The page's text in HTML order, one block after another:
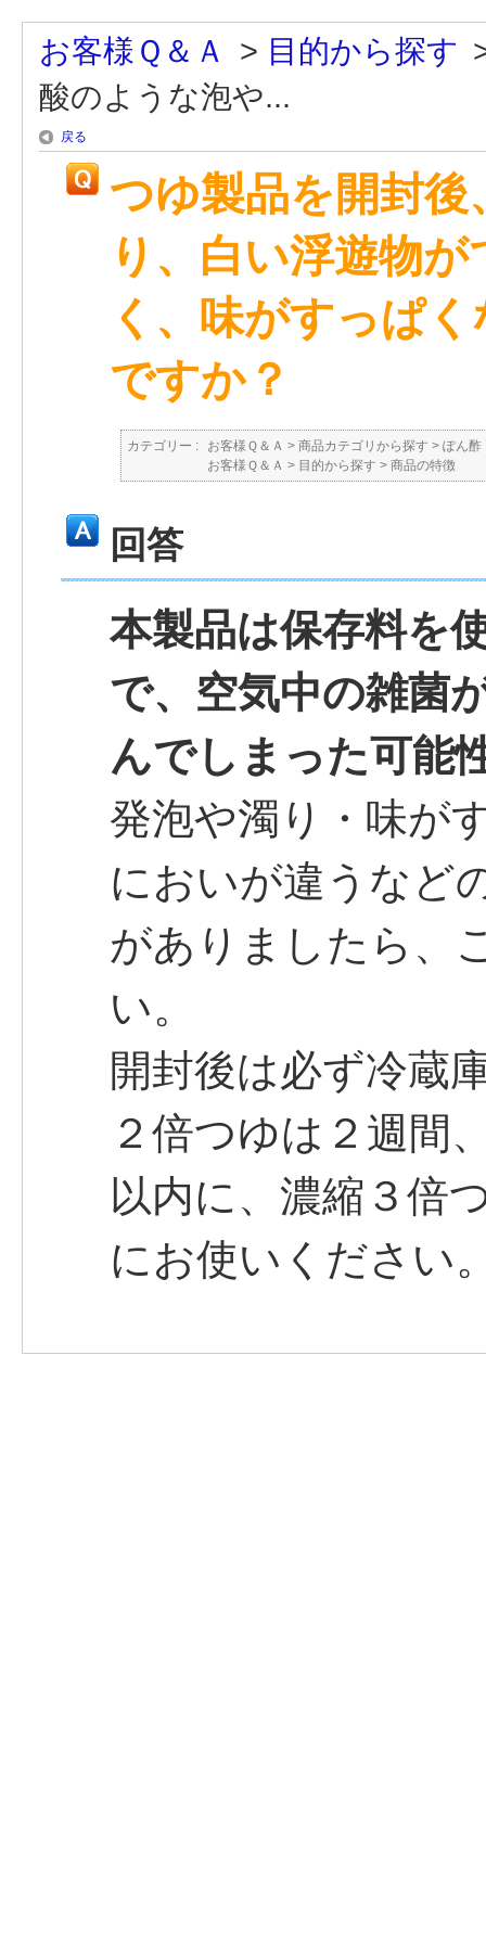
お客様Ｑ＆Ａ > 目的から探す
酸のような泡や...
戻る
つゆ製品を開封
り、白い浮遊物
く、味がすっぱ
ですか？
カテゴリー : お客様Ｑ＆Ａ > 商品カテゴリから探す > ぽん酢
お客様Ｑ＆Ａ > 目的から探す > 商品の特徴
回答
本製品は保存料を
で、空気中の雑菌
んでしまった可能
発泡や濁り・味が
においが違うなど
がありましたら、
い。
開封後は必ず冷蔵
２倍つゆは２週間
以内に、濃縮３倍
にお使いください